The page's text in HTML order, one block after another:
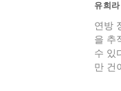
유희라
연방
을 추
수 있
만 건